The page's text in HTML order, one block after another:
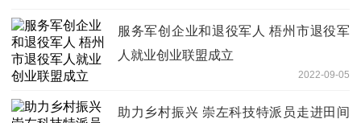
服务军创企业和退役军人 梧州市退役军
人就业创业联盟成立
2022-09-05
助力乡村振兴 崇左科技特派员走进田间